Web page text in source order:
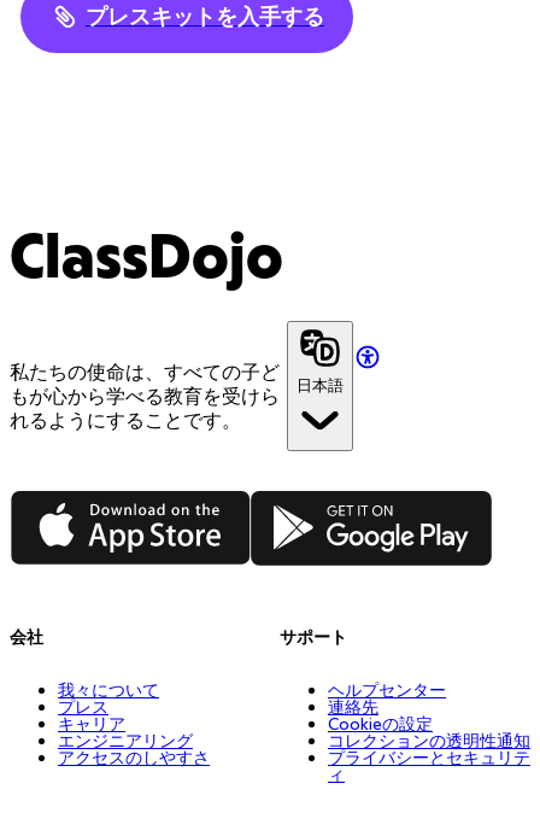
プレスキットを入手する
ClassDojo
私たちの使命は、すべての子ど
もが心から学べる教育を受けら
れるようにすることです。
日本語
App Store Google Play
会社
我々について
プレス
キャリア
エンジニアリング
アクセスのしやすさ
サポート
ヘルプセンター
連絡先
Cookieの設定
コレクションの透明性通知
プライバシーとセキュリテ
ィ